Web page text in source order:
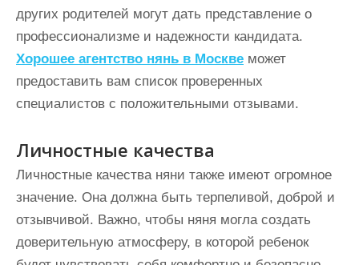
других родителей могут дать представление о
профессионализме и надежности кандидата.
Хорошее агентство нянь в Москве может
предоставить вам список проверенных
специалистов с положительными отзывами.
Личностные качества
Личностные качества няни также имеют огромное
значение. Она должна быть терпеливой, доброй и
отзывчивой. Важно, чтобы няня могла создать
доверительную атмосферу, в которой ребенок